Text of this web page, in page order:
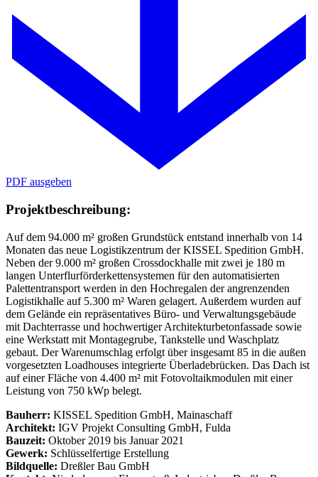
PDF ausgeben
Projektbeschreibung:
Auf dem 94.000 m² großen Grundstück entstand innerhalb von 14
Monaten das neue Logistikzentrum der KISSEL Spedition GmbH.
Neben der 9.000 m² großen Crossdockhalle mit zwei je 180 m
langen Unterflurförderkettensystemen für den automatisierten
Palettentransport werden in den Hochregalen der angrenzenden
Logistikhalle auf 5.300 m² Waren gelagert. Außerdem wurden auf
dem Gelände ein repräsentatives Büro- und Verwaltungsgebäude
mit Dachterrasse und hochwertiger Architekturbetonfassade sowie
eine Werkstatt mit Montagegrube, Tankstelle und Waschplatz
gebaut. Der Warenumschlag erfolgt über insgesamt 85 in die außen
vorgesetzten Loadhouses integrierte Überladebrücken. Das Dach ist
auf einer Fläche von 4.400 m² mit Fotovoltaikmodulen mit einer
Leistung von 750 kWp belegt.
Bauherr: KISSEL Spedition GmbH, Mainaschaff
Architekt: IGV Projekt Consulting GmbH, Fulda
Bauzeit: Oktober 2019 bis Januar 2021
Gewerk: Schlüsselfertige Erstellung
Bildquelle: Dreßler Bau GmbH